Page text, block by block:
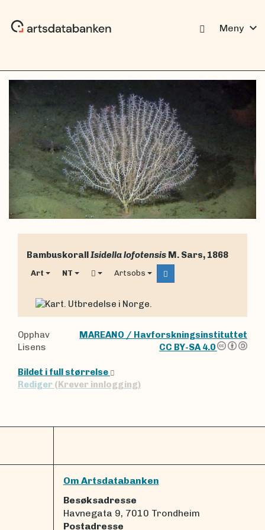
Meny expand_more
BambuskorallIsidella lofotensis M. Sars, 1868
Art NT Artsobs
Opphav
MAREANO / Havforskningsinstituttet
Lisens
CC BY-SA 4.0
Bildet i full størrelse
Rediger (Krever innlogging)
Om Artsdatabanken
Besøksadresse
Havnegata 9, 7010 Trondheim
Postadresse